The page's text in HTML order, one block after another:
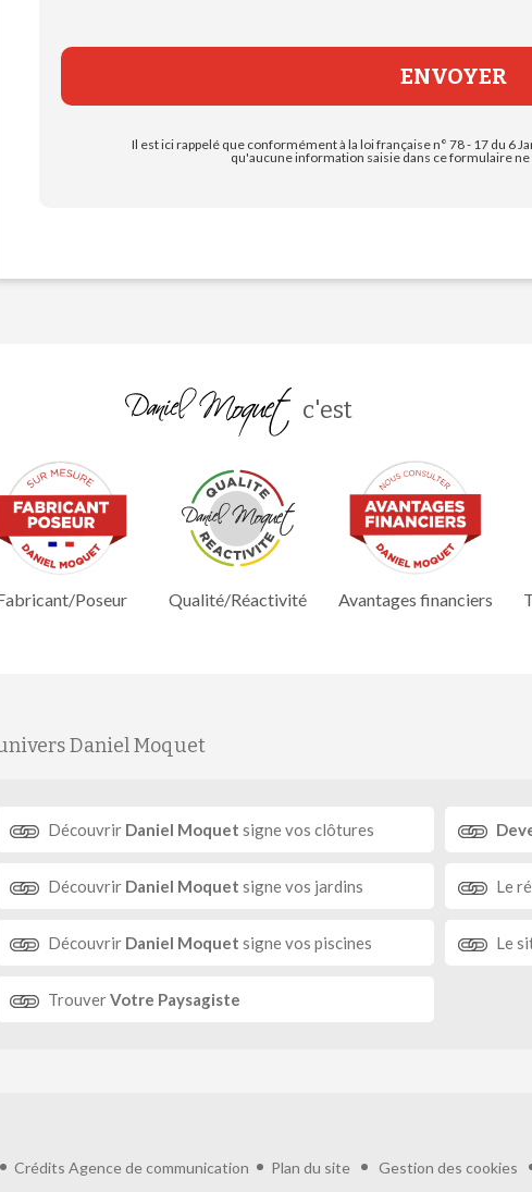
Il est ici rappelé que conformément à la loi française n° 78 - 17 du 6
qu'aucune information saisie dans ce formulaire ne
c'est
Poseur Qualité/Réactivité Avantages financiers
Daniel Moquet
Découvrir Daniel Moquet signe vos clôtures
Découvrir Daniel Moquet signe vos jardins Le
Découvrir Daniel Moquet signe vos piscines Le
TrouverVotre Paysagiste
Crédits Agence de communication Plan du site Gestion des cookies